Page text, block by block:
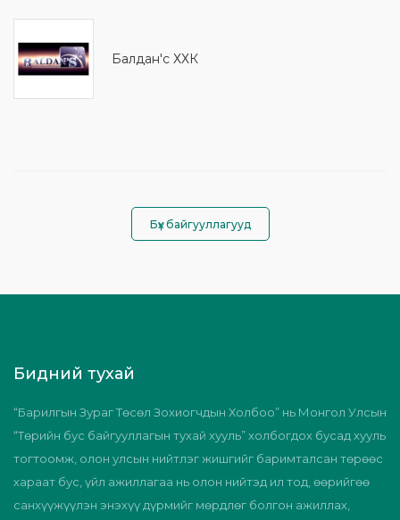
Балдан'с ХХК
Бүх байгууллагууд
Бидний тухай
“Барилгын Зураг Төсөл Зохиогчдын Холбоо” нь Монгол Улсын
“Төрийн бус байгууллагын тухай хууль” холбогдох бусад хууль
тогтоомж, олон улсын нийтлэг жишгийг баримталсан төрөөс
хараат бус, үйл ажиллагаа нь олон нийтэд ил тод, өөрийгөө
санхүүжүүлэн энэхүү дүрмийг мөрдлөг болгон ажиллах,